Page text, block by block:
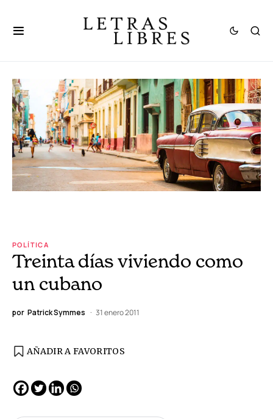
POLÍTICA
Treinta días viviendo como
un cubano
por Patrick Symmes 31 enero 2011
AÑADIR A FAVORITOS